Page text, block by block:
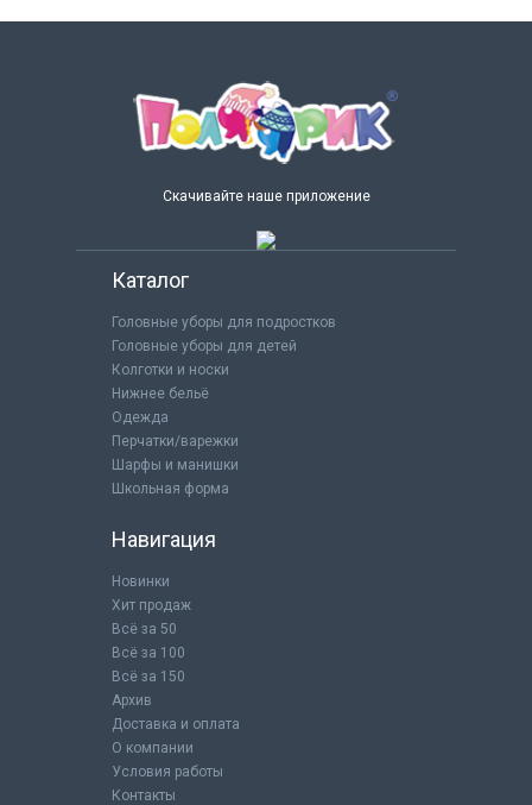
Скачивайте наше приложение
Каталог
Головные уборы для подростков
Головные уборы для детей
Колготки и носки
Нижнее бельё
Одежда
Перчатки/варежки
Шарфы и манишки
Школьная форма
Навигация
Новинки
Хит продаж
Всё за 50
Всё за 100
Всё за 150
Архив
Доставка и оплата
О компании
Условия работы
Контакты